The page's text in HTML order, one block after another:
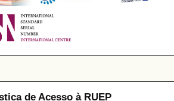
de Acesso à RUEP